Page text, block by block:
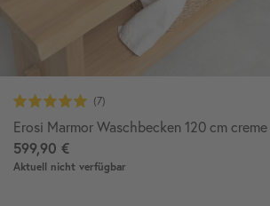
Erosi Marmor Waschbecken 120 cm creme
599,90 €
Aktuell nicht verfügbar